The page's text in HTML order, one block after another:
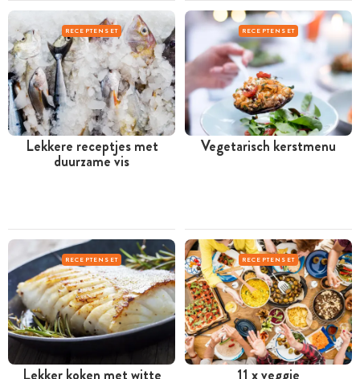
RECEPTENSET
Lekkere receptjes met
duurzame vis
RECEPTENSET
Vegetarisch kerstmenu
RECEPTENSET RECEPTENSET